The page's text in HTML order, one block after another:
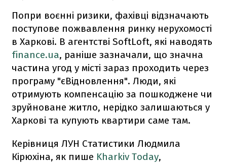
Попри воєнні ризики, фахівці відзначають
поступове пожвавлення ринку нерухомості
в Харкові. В агентстві SoftLoft, які наводять
finance.ua, раніше зазначали, що значна
частина угод у місті зараз проходить через
програму "єВідновлення". Люди, які
отримують компенсацію за пошкоджене чи
зруйноване житло, нерідко залишаються у
Харкові та купують квартири саме там.
Керівниця ЛУН Статистики Людмила
Кірюхіна, як пише Kharkiv Today,